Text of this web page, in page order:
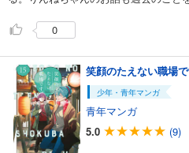
0
笑顔のたえない職場で
少年・青年マンガ
青年マンガ
5.0
(9)